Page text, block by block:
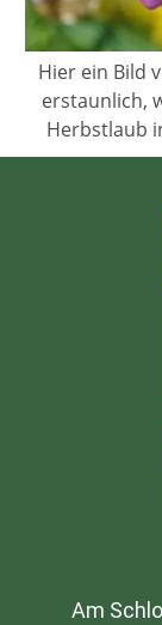
Hier ein Bild
erstaunlich,
Herbstlaub
Am